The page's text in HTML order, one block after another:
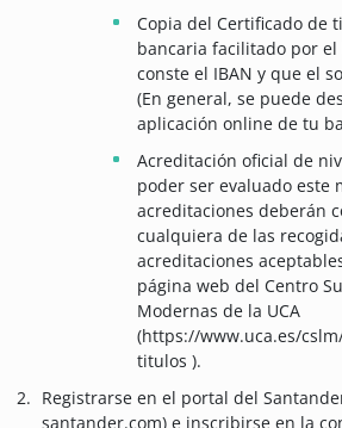
Copia del Certificado de
bancaria facilitado por
conste el IBAN y que el
(En general, se puede
aplicación online de tu
Acreditación oficial de
poder ser evaluado este
acreditaciones deberán
cualquiera de las
acreditaciones
página web del Centro
Modernas de la UCA
(https://www.uca.es/
titulos ).
Registrarse en el portal del
santander.com) e inscribirse en la